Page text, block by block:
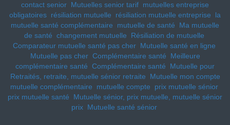
contact senior Mutuelles senior tarif mutuelles entreprise
obligatoires résiliation mutuelle résiliation mutuelle entreprise
la
mutuelle santé complémentaire
mutuelle de santé
Ma mutuelle
de santé changement mutuelle
Résiliation de mutuelle
Comparateur mutuelle santé pas cher Mutuelle santé en ligne
Mutuelle pas cher Complémentaire santé
Meilleure
complémentaire santé Complémentaire santé
Mutuelle pour
Retraités, retraite, mutuelle sénior retraite
Mutuelle mon compte
mutuelle complémentaire
mutuelle compte
prix mutuelle sénior
prix mutuelle santé
Mutuelle sénior, prix mutuelle, mutuelle sénior
prix Mutuelle santé sénior